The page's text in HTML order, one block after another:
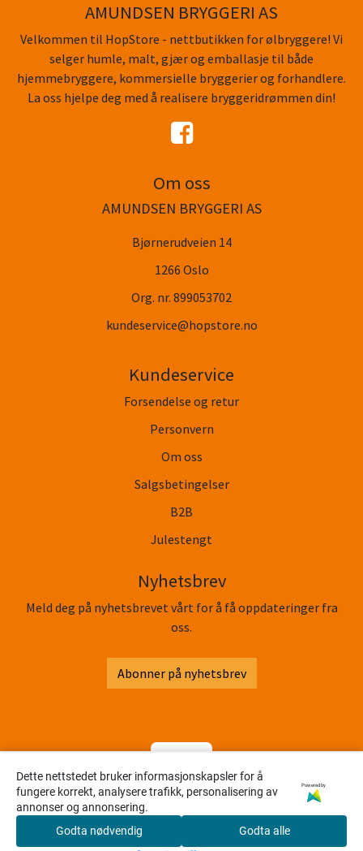
AMUNDSEN BRYGGERI AS
Velkommen til HopStore - nettbutikken for ølbryggere! Vi
selger humle, malt, gjær og emballasje til både
hjemmebryggere, kommersielle bryggerier og forhandlere.
La oss hjelpe deg med å realisere bryggeridrømmen din!
Om oss
AMUNDSEN BRYGGERI AS
Bjørnerudveien 14
1266 Oslo
Org. nr. 899053702
kundeservice@hopstore.no
Kundeservice
Forsendelse og retur
Personvern
Om oss
Salgsbetingelser
B2B
Julestengt
Nyhetsbrev
Meld deg på nyhetsbrevet vårt for å få oppdateringer fra
oss.
Abonner på nyhetsbrev
Dette nettstedet bruker informasjonskapsler for å
fungere korrekt, analysere trafikk, personalisering av
annonser og annonsering.
Powered by
Godta nødvendig Godta alle